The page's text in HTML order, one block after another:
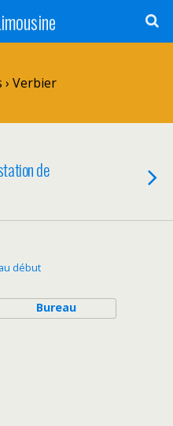
Verbier
de
début
Bureau